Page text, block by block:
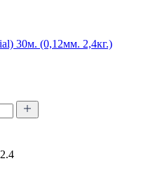
30м. (0,12мм. 2,4кг.)
2.4